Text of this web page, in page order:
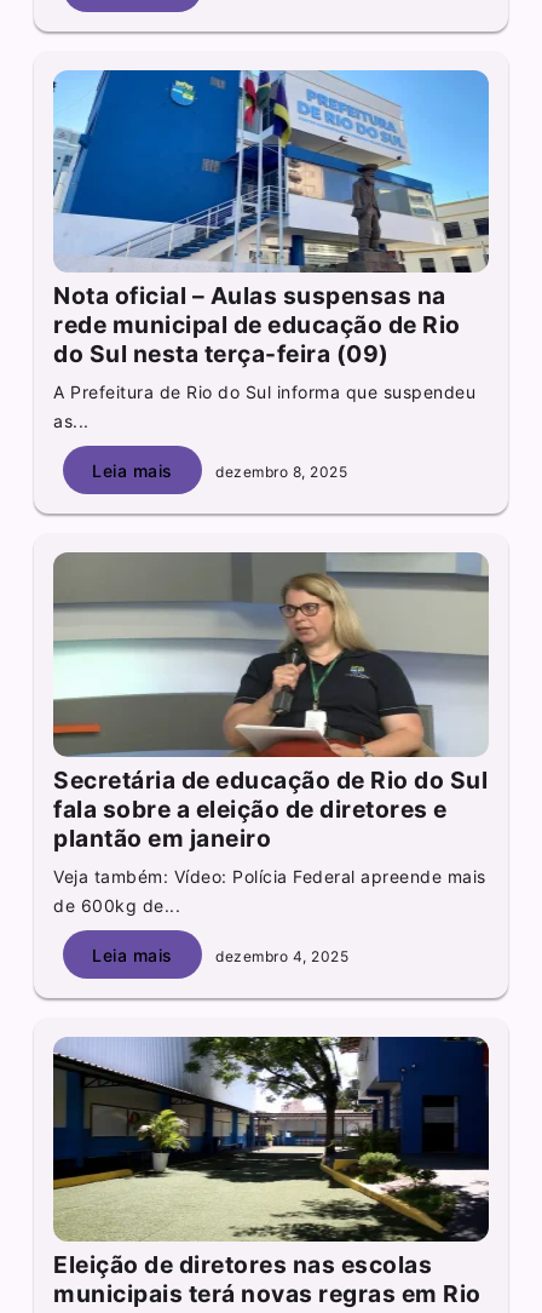
Nota oficial – Aulas suspensas na
rede municipal de educação de Rio
do Sul nesta terça-feira (09)
A Prefeitura de Rio do Sul informa que suspendeu
as...
Leia mais dezembro 8, 2025
Secretária de educação de Rio do Sul
fala sobre a eleição de diretores e
plantão em janeiro
Veja também: Vídeo: Polícia Federal apreende mais
de 600kg de...
Leia mais dezembro 4, 2025
Eleição de diretores nas escolas
municipais terá novas regras em Rio